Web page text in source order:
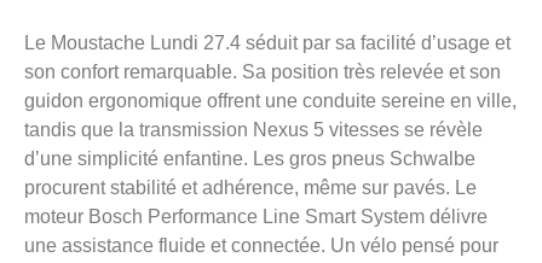
Le Moustache Lundi 27.4 séduit par sa facilité d’usage et
son confort remarquable. Sa position très relevée et son
guidon ergonomique offrent une conduite sereine en ville,
tandis que la transmission Nexus 5 vitesses se révèle
d’une simplicité enfantine. Les gros pneus Schwalbe
procurent stabilité et adhérence, même sur pavés. Le
moteur Bosch Performance Line Smart System délivre
une assistance fluide et connectée. Un vélo pensé pour